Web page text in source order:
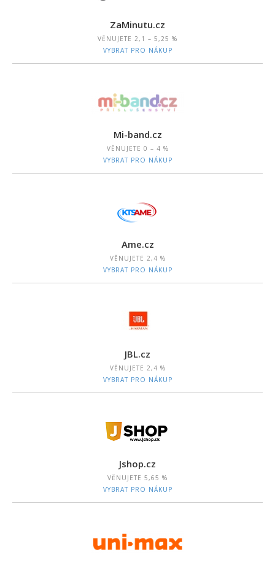
ZaMinutu.cz
VĚNUJETE 2,1 – 5,25 %
VYBRAT PRO NÁKUP
Mi-band.cz
VĚNUJETE 0 – 4 %
VYBRAT PRO NÁKUP
Ame.cz
VĚNUJETE 2,4 %
VYBRAT PRO NÁKUP
JBL.cz
VĚNUJETE 2,4 %
VYBRAT PRO NÁKUP
Jshop.cz
VĚNUJETE 5,65 %
VYBRAT PRO NÁKUP